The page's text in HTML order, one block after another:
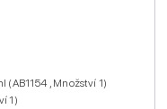
(AB1154 , Množství 1)
1)